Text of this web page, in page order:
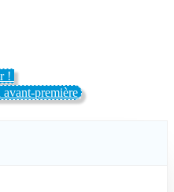
!
avant-première